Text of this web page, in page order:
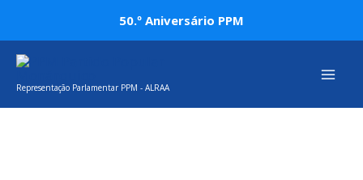
content
50.º Aniversário PPM
Representação Parlamentar PPM - ALRAA